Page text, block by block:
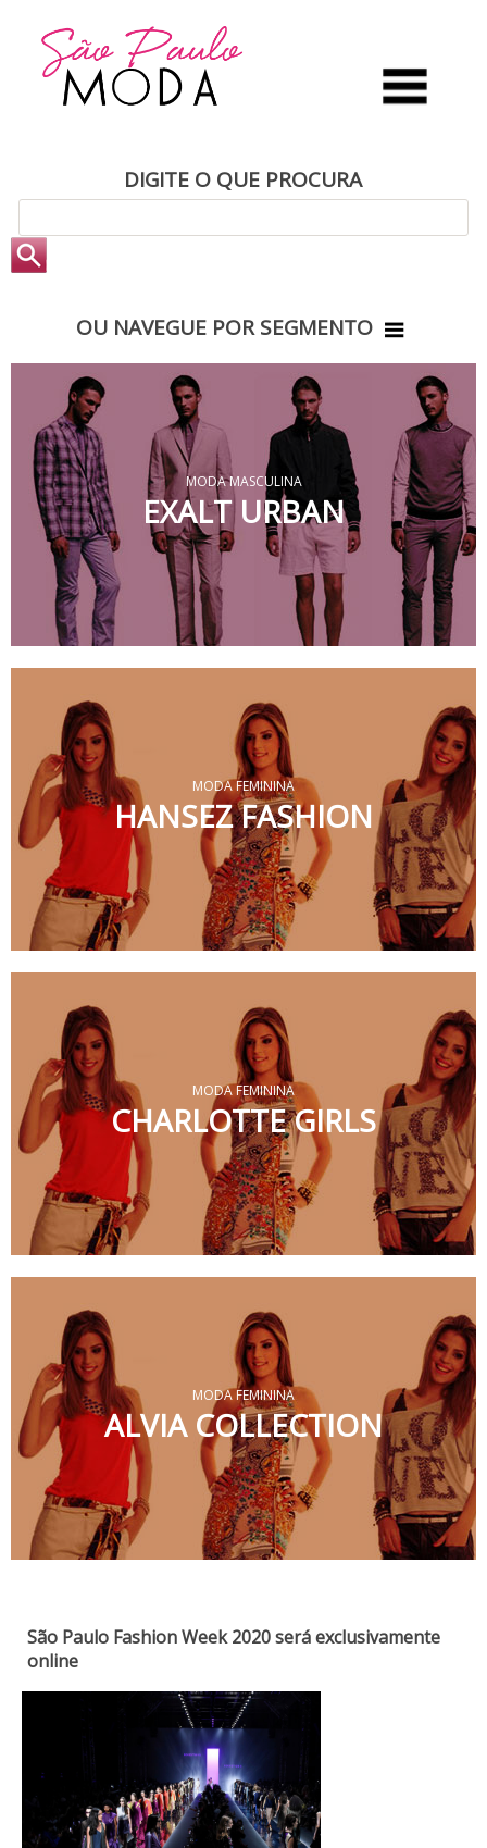
DIGITE O QUE PROCURA
OU NAVEGUE POR SEGMENTO
MODA MASCULINA
EXALT URBAN
MODA FEMININA
HANSEZ FASHION
MODA FEMININA
CHARLOTTE GIRLS
MODA FEMININA
ALVIA COLLECTION
São Paulo Fashion Week 2020 será exclusivamente
online